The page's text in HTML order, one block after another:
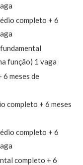
completo + 6
função) 1 vaga
meses de
completo + 6 meses
completo + 6
completo + 6